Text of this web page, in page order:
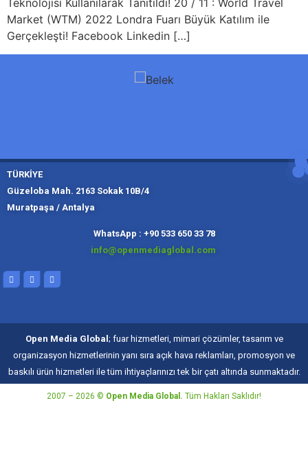
Teknolojisi Kullanılarak Tanıtıldı! 20 / 11 : World Travel
Market (WTM) 2022 Londra Fuarı Büyük Katılım ile
Gerçekleşti! Facebook Linkedin […]
TÜRKİYE
Güzeloba Mah. 2163 Sokak 10B/4
Muratpaşa / Antalya
WhatsApp : +90 533 650 33 78
info@openmediaglobal.com
Open Media Global ; fuar hizmetleri, mimari çözümler, tasarım ve
organizasyon hizmetlerinin yanı sıra açık hava reklamları, promosyon ve
baskılı ürün hizmetleri ile tüm ihtiyaçlarınızı tek bir çatı altında sunmaktadır.
2007 – 2026 © Open Media Global. Tüm Hakları Saklıdır!